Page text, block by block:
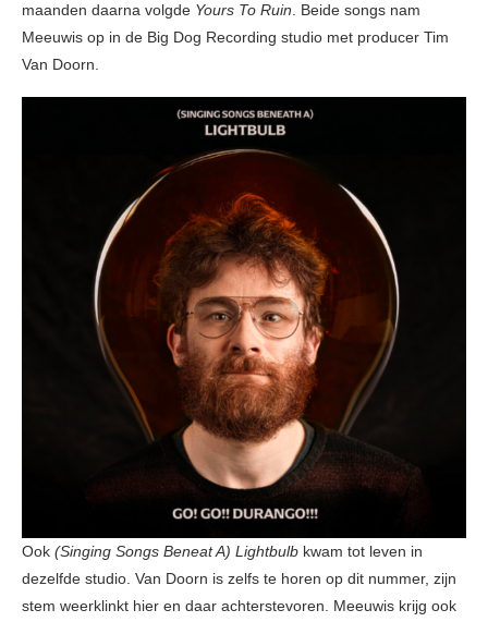
maanden daarna volgde Yours To Ruin. Beide songs nam
Meeuwis op in de Big Dog Recording studio met producer Tim
Van Doorn.
Ook (Singing Songs Beneat A) Lightbulb kwam tot leven in
dezelfde studio. Van Doorn is zelfs te horen op dit nummer, zijn
stem weerklinkt hier en daar achterstevoren. Meeuwis krijg ook